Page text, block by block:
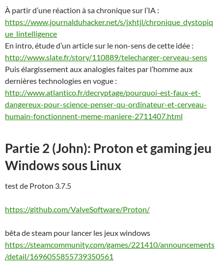
À partir d’une réaction à sa chronique sur l’IA :
https://www.journalduhacker.net/s/jxhtjl/chronique_dystopiq
ue_lintelligence
En intro, étude d’un article sur le non-sens de cette idée :
http://www.slate.fr/story/110889/telecharger-cerveau-sens
Puis élargissement aux analogies faites par l’homme aux
dernières technologies en vogue :
http://www.atlantico.fr/decryptage/pourquoi-est-faux-et-
dangereux-pour-science-penser-qu-ordinateur-et-cerveau-
humain-fonctionnent-meme-maniere-2711407.html
Partie 2 (John): Proton et gaming jeu
Windows sous Linux
test de Proton 3.7.5
https://github.com/ValveSoftware/Proton/
bêta de steam pour lancer les jeux windows
https://steamcommunity.com/games/221410/announcements
/detail/1696055855739350561